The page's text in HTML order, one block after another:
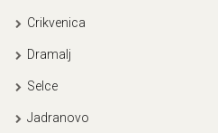
Crikvenica
Dramalj
Selce
Jadranovo